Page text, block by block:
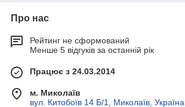
Про нас
Рейтинг не сформований
Менше 5 відгуків за останній рік
Працює з 24.03.2014
м. Миколаїв
вул. Китобоїв 14 Б/1, Миколаїв, Україна